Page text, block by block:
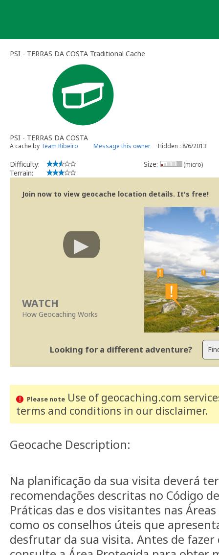
PSI - TERRAS DA COSTA Traditional Cache
PSI - TERRAS DA COSTA
A cache by Team Ribeiro Message this owner Hidden : 8/6/2013
Difficulty:
Terrain:
Size: (micro)
Join now to view geocache location details. It's free!
WATCH
How Geocaching Works
Looking for a different adventure?
Please noteUse of geocaching.com
terms and conditions in our disclaimer.
Geocache Description:
Na planificação da sua visita deverá
recomendações descritas no Código
Práticas das e dos visitantes nas
como os conselhos úteis que
desfrutar da sua visita. Antes de